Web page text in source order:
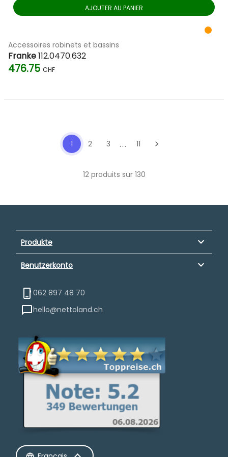
AJOUTER AU PANIER
Accessoires robinets et bassins
Franke112.0470.632
476.75 CHF
1 2 3 ... 11 chevron_right
12 produits sur 130
Produkte keyboard_arrow_down
Benutzerkonto keyboard_arrow_down
062 897 48 70
hello@nettoland.ch